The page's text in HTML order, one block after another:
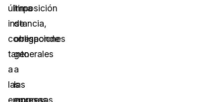
imposición
de
obligaciones
generales
a
las
empresas
última
instancia,
corresponde
tanto
a
las
empresas